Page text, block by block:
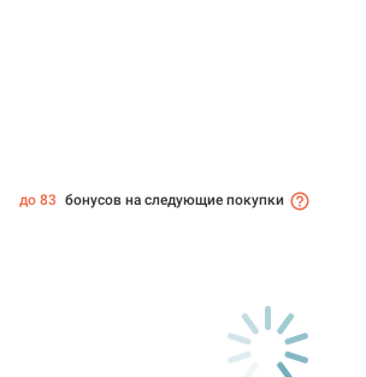
до 83 бонусов на следующие покупки